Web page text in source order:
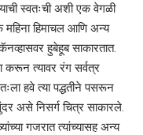
स्वतःची अशी एक वेगळी
हिमाचल आणि अन्य
हुबेहूब साकारतात.
त्यावर रंग सर्वत्र
हवे त्या पद्धतीने पसरून
असे निसर्ग चित्र साकारले.
गजरात त्यांच्यासह अन्य